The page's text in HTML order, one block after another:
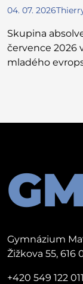
04. 07. 2026
Skupina
července 2026
mladého
Gymnázium
Žižkova 55, 616
+420 549 122 011